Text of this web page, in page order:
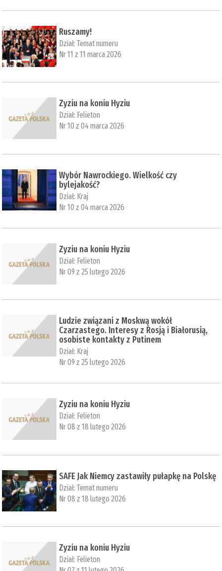
Ruszamy!
Dział:Temat numeru
Nr 11 z 11 marca 2026
Zyziu na koniu Hyziu
Dział: Felieton
Nr 10 z 04 marca 2026
Wybór Nawrockiego. Wielkość czy
bylejakość?
Dział: Kraj
Nr 10 z 04 marca 2026
Zyziu na koniu Hyziu
Dział: Felieton
Nr 09 z 25 lutego 2026
Ludzie związani z Moskwą wokół
Czarzastego. Interesy z Rosją i Białorusią,
osobiste kontakty z Putinem
Dział: Kraj
Nr 09 z 25 lutego 2026
Zyziu na koniu Hyziu
Dział: Felieton
Nr 08 z 18 lutego 2026
SAFE Jak Niemcy zastawiły pułapkę na Polskę
Dział:Temat numeru
Nr 08 z 18 lutego 2026
Zyziu na koniu Hyziu
Dział: Felieton